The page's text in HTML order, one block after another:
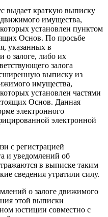
выдает краткую выписку
движимого имущества,
установлен пунктом
Основ. По просьбе
указанных в
о залоге, либо их
залога
выписку из
имущества,
установлен частями
Основ. Данная
электронного
электронной
с регистрацией
и уведомлений об
в выписке таким
сведения утратили силу.
о залоге движимого
этой выписки
юстиции совместно с